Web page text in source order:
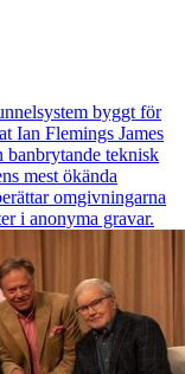
byggt för
Ian Flemings James
banbrytande teknisk
mest ökända
omgivningarna
i anonyma gravar.